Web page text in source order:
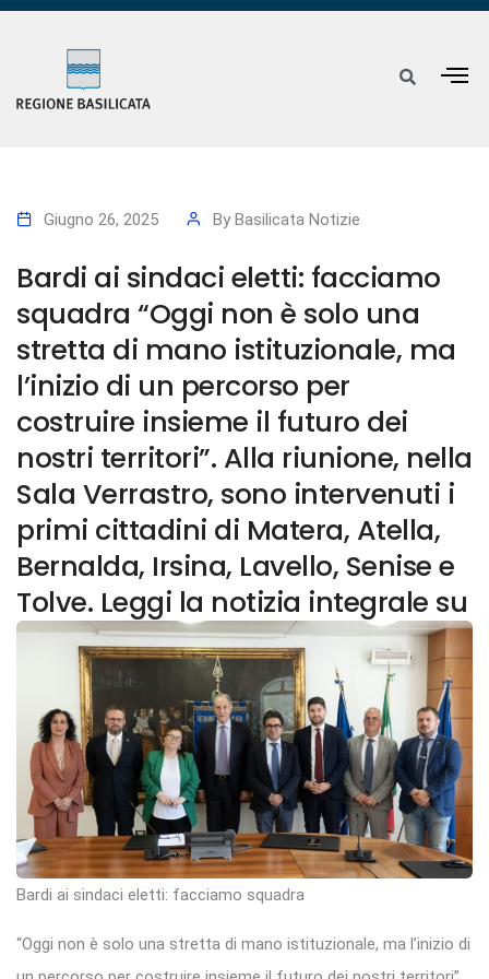
Giugno 26, 2025 By Basilicata Notizie
Bardi ai sindaci eletti: facciamo
squadra “Oggi non è solo una
stretta di mano istituzionale, ma
l’inizio di un percorso per
costruire insieme il futuro dei
nostri territori”. Alla riunione, nella
Sala Verrastro, sono intervenuti i
primi cittadini di Matera, Atella,
Bernalda, Irsina, Lavello, Senise e
Tolve. Leggi la notizia integrale su
Bardi ai sindaci eletti: facciamo squadra
“Oggi non è solo una stretta di mano istituzionale, ma l’inizio di